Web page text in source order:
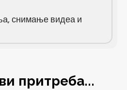
снимање видеа и
притреба...